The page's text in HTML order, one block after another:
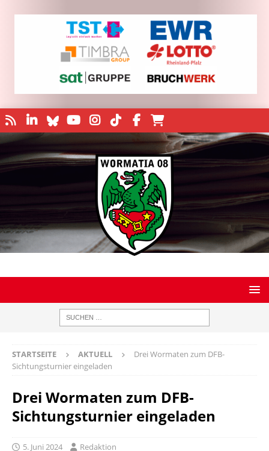
STARTSEITE AKTUELL
Drei Wormaten zum DFB-
Sichtungsturnier eingeladen
Drei Wormaten zum DFB-
Sichtungsturnier eingeladen
5. Juni 2024 Redaktion